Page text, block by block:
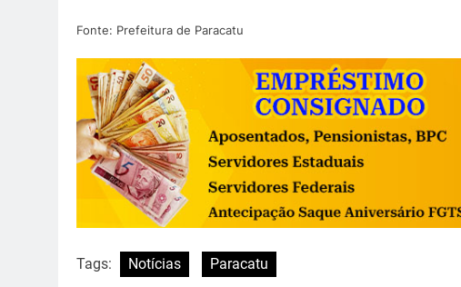
Fonte: Prefeitura de Paracatu
Tags: Notícias Paracatu